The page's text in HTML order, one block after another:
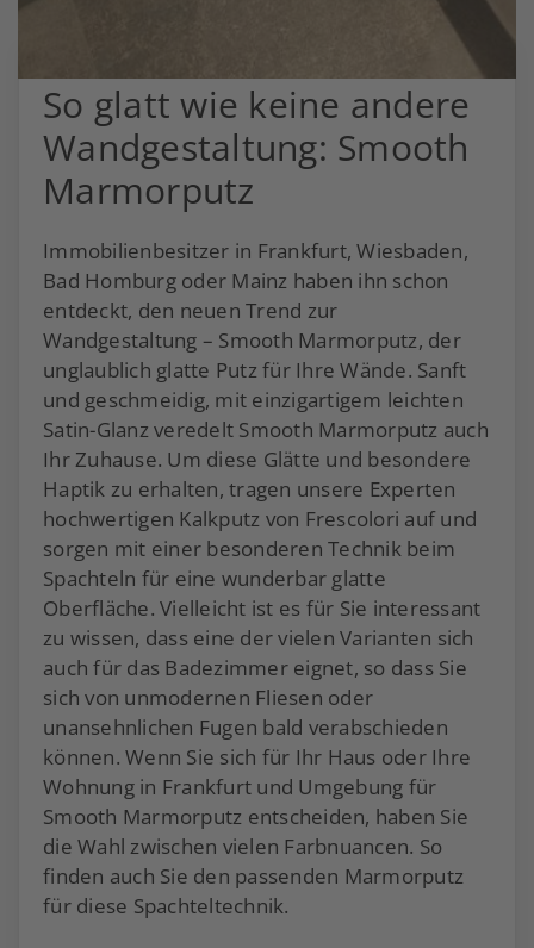
So glatt wie keine andere
Wandgestaltung: Smooth
Marmorputz
Immobilienbesitzer in Frankfurt, Wiesbaden,
Bad Homburg oder Mainz haben ihn schon
entdeckt, den neuen Trend zur
Wandgestaltung – Smooth Marmorputz, der
unglaublich glatte Putz für Ihre Wände. Sanft
und geschmeidig, mit einzigartigem leichten
Satin-Glanz veredelt Smooth Marmorputz auch
Ihr Zuhause. Um diese Glätte und besondere
Haptik zu erhalten, tragen unsere Experten
hochwertigen Kalkputz von Frescolori auf und
sorgen mit einer besonderen Technik beim
Spachteln für eine wunderbar glatte
Oberfläche. Vielleicht ist es für Sie interessant
zu wissen, dass eine der vielen Varianten sich
auch für das Badezimmer eignet, so dass Sie
sich von unmodernen Fliesen oder
unansehnlichen Fugen bald verabschieden
können. Wenn Sie sich für Ihr Haus oder Ihre
Wohnung in Frankfurt und Umgebung für
Smooth Marmorputz entscheiden, haben Sie
die Wahl zwischen vielen Farbnuancen. So
finden auch Sie den passenden Marmorputz
für diese Spachteltechnik.